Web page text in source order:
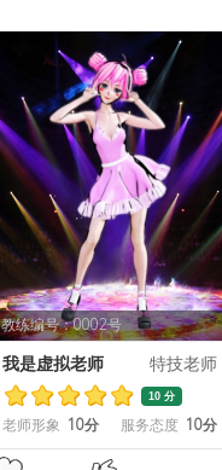
教练编号：0002号
我是虚拟老师 特技老师
10 分
老师形象 10分 服务态度 10分